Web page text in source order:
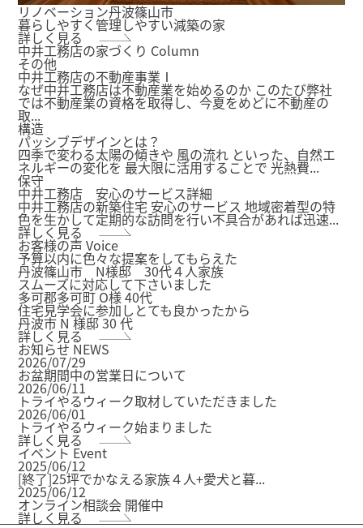
リノベーション丹波篠山市
暮らしやすく管理しやすい減築の家
詳しく見る
中井工務店の家づくり Column
その他
中井工務店の不動産事業Ⅰ
なぜ中井工務店は不動産業を始めるのか このたび弊社
では不動産業の資格を取得し、今夏をめどに不動産の
取...
構造
パッシブデザインとは？
四季で変わる太陽の傾きや 風の流れ といった、自然エ
ネルギーの変化を 最大限に活用することで 光熱費...
保守
中井工務店 安心のサービス詳細
中井工務店の新築住宅 安心のサービス 地域密着型の特
色を生かして定期的な訪問を行い不具合があれば迅速...
詳しく見る
お客様の声Voice
予算以内に色々な提案をしてもらえた
丹波篠山市 N様邸 30代４人家族
スムーズに対応して下さいました
多可郡多可町 O様 40代
住宅見学会に参加しとても良かったから
丹波市 N 様邸 30 代
詳しく見る
お知らせ NEWS
2026/07/29
お盆期間中の営業日について
2026/06/11
トライやるウィーク取材していただきました
2026/06/01
トライやるウィーク始まりました
詳しく見る
イベント Event
2025/06/12
[終了]25坪でかなえる家族４人+愛犬と暮...
2025/06/12
オンライン相談会 開催中
詳しく見る